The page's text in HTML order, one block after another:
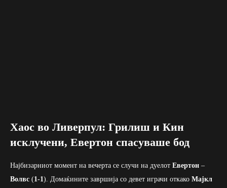
Хаос во Ливерпул: Грилиш и Кин
исклучени, Евертон спасуваше бод
Најбизарниот момент на вечерта се случи на дуелот Евертон –
Волвс (1-1 ). Домаќините завршија со девет играчи откако Мајкл